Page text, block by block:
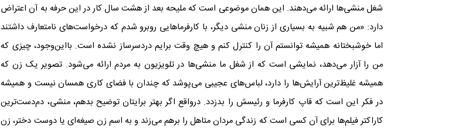
شغل منشی‌ها ارائه می‌دهند. این همان موضوعی است که ملیحه بعد از هشت سال کار در این حرفه به آن اعتراض
دارد: «من هم شبیه به بسیاری از زنان منشی دیگر، با کارفرماهایی روبرو شدم که درخواست‌های نامتعارف داشتند
اما خوشبختانه همیشه توانستم آن را کنترل کنم و هیچ وقت برایم دردسرساز نشده است. با‌این‌وجود، چیزی که
من را آزار می‌دهد، نمایشی است که از شغل ما منشی‌ها در تلویزیون به مردم ارائه می‌شود. تصویر یک زن که
همیشه غلیظ‌ترین آرایش‌ها را دارد، لباس‌های عجیبی می‌پوشد که چندان با فضای کاری همسان نیست و همیشه
در فکر این است که قاپ کارفرما و رئیسش را بدزدد. درواقع اگر بهتر برایتان توضیح بدهم، منشی، دم‌دست‌ترین
کاراکتر فیلم‌ها برای آن کسی است که زندگی مردان متاهل را برهم می‌زند و به اسم زن صیغه‌ای یا دوست دختر، زن